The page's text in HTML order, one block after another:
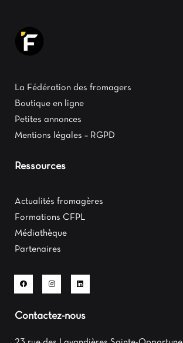
La Fédération des fromagers
Boutique en ligne
Petites annonces
Mentions légales – RGPD
Ressources
Actualités fromagères
Formations CFPL
Médiathèque
Partenaires
Contactez-nous